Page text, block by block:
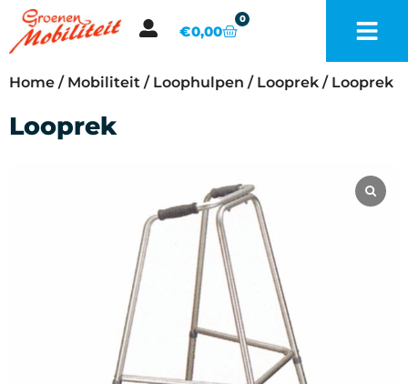
€0,00
0
Home / Mobiliteit / Loophulpen / Looprek / Looprek
Looprek